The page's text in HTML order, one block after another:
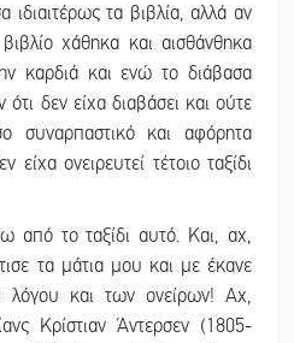
τα βιβλία, αλλά αν
χάθηκα και αισθάνθηκα
καρδιά και ενώ το διάβασα
δεν είχα διαβάσει και ούτε
συναρπαστικό και αφόρητα
ονειρευτεί τέτοιο ταξίδι
από το ταξίδι αυτό. Και, αχ,
τα μάτια μου και με έκανε
λόγου και των ονείρων! Αχ,
Κρίστιαν Άντερσεν (1805-